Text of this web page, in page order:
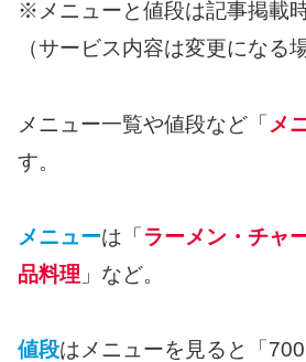
※メニューと値段は記事掲載
（サービス内容は変更になる
メニュー一覧や値段など「 メ
す。
メニューは「ラーメン・チャ
品料理 」など。
値段はメニューを見ると「